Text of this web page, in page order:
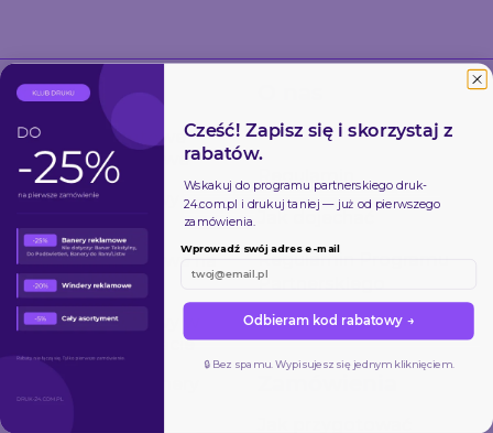
Produkty
Wielkoformatowe
banery reklamowe
Baner reklamowy
Banery reklamowe na
wymiar
Baner reklamowy w
gotowym formacie
Reklamowe
Firma
Regulamin
Jak dojechać
Regulamin Programu
Partnerskiego
Cześć! Zapisz się i skorzystaj z
rabatów.
Wskakuj do programu partnerskiegodruk-
24.com.pl i drukuj taniej — już od pierwszego
zamówienia.
Wprowadź swój adres e-mail
Odbieram kod rabatowy →
🔒 Bez spamu. Wypisujesz się jednym kliknięciem.